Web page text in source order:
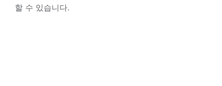
할 수 있습니다.